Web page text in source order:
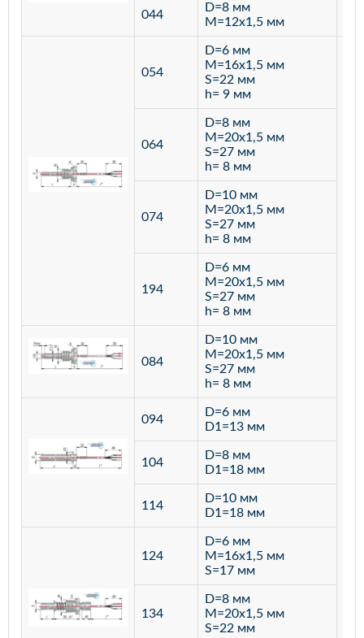
044
D=8 мм
M=12х1,5 мм
054
D=6 мм
M=16х1,5 мм
S=22 мм
h= 9 мм
064
D=8 мм
M=20х1,5 мм
S=27 мм
h= 8 мм
074
D=10 мм
M=20х1,5 мм
S=27 мм
h= 8 мм
194
D=6 мм
M=20х1,5 мм
S=27 мм
h= 8 мм
084
D=10 мм
M=20х1,5 мм
S=27 мм
h= 8 мм
094
D=6 мм
D1=13 мм
104
D=8 мм
D1=18 мм
114
D=10 мм
D1=18 мм
124
D=6 мм
M=16х1,5 мм
S=17 мм
134
D=8 мм
M=20х1,5 мм
S=22 мм